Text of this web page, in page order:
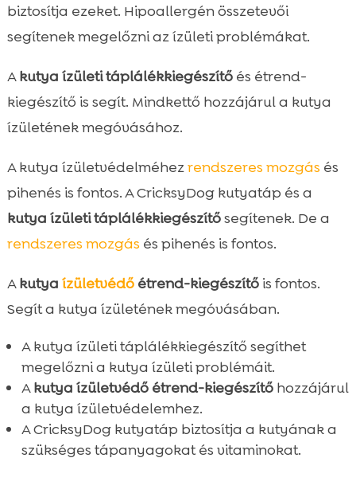
biztosítja ezeket. Hipoallergén összetevői
segítenek megelőzni az ízületi problémákat.
Akutya ízületi táplálékkiegészítőés étrend-
kiegészítő is segít. Mindkettő hozzájárul a kutya
ízületének megóvásához.
A kutya ízületvédelméhezrendszeres mozgás és
pihenés is fontos. A CricksyDog kutyatáp és a
kutya ízületi táplálékkiegészítősegítenek. De a
rendszeres mozgás és pihenés is fontos.
Akutya ízületvédőétrend-kiegészítőis fontos.
Segít a kutya ízületének megóvásában.
A kutya ízületi táplálékkiegészítő segíthet
megelőzni a kutya ízületi problémáit.
Akutya ízületvédő étrend-kiegészítőhozzájárul
a kutya ízületvédelemhez.
A CricksyDog kutyatáp biztosítja a kutyának a
szükséges tápanyagokat és vitaminokat.